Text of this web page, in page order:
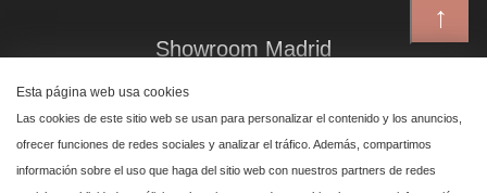
↑
Showroom Madrid
Plaza de Canalejas 6, 4 izq
Centro, 28014 Madrid
Esta página web usa cookies
Las cookies de este sitio web se usan para personalizar el contenido y los anuncios,
ofrecer funciones de redes sociales y analizar el tráfico. Además, compartimos
información sobre el uso que haga del sitio web con nuestros partners de redes